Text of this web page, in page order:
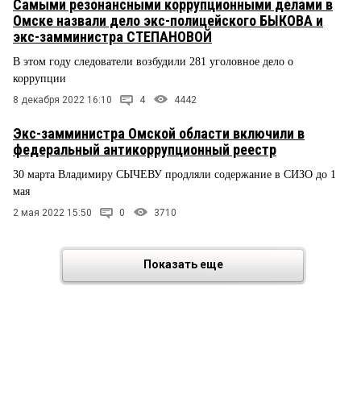
Самыми резонансными коррупционными делами в
Омске назвали дело экс-полицейского БЫКОВА и
экс-замминистра СТЕПАНОВОЙ
В этом году следователи возбудили 281 уголовное дело о
коррупции
8 декабря 2022 16:10 4 4442
Экс-замминистра Омской области включили в
федеральный антикоррупционный реестр
30 марта Владимиру СЫЧЕВУ продляли содержание в СИЗО до 1
мая
2 мая 2022 15:50 0 3710
Показать еще